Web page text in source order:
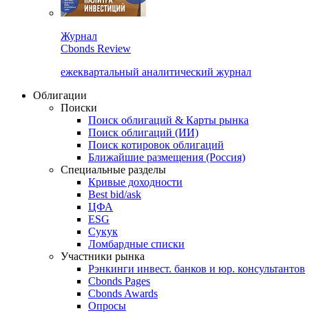
Журнал
Cbonds Review
ежеквартальный аналитический журнал
Облигации
Поиски
Поиск облигаций & Карты рынка
Поиск облигаций (ИИ)
Поиск котировок облигаций
Ближайшие размещения (Россия)
Специальные разделы
Кривые доходности
Best bid/ask
ЦФА
ESG
Сукук
Ломбардные списки
Участники рынка
Рэнкинги инвест. банков и юр. консультантов
Cbonds Pages
Cbonds Awards
Опросы